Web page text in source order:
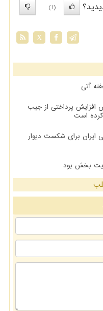
(1)
X
آتی
پرداختی از جیب
کرده است
ایران برای شکست دیوار
بخش بود